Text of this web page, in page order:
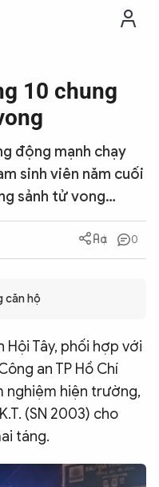
10 chung
động mạnh chạy
sinh viên năm cuối
sảnh tử vong…
0
căn hộ
Hội Tây, phối hợp với
an TP Hồ Chí
nghiệm hiện trường,
(SN 2003) cho
táng.